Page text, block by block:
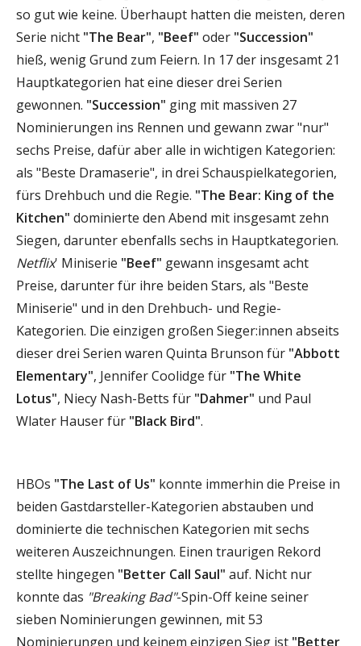
so gut wie keine. Überhaupt hatten die meisten, deren
Serie nicht "The Bear", "Beef" oder "Succession"
hieß, wenig Grund zum Feiern. In 17 der insgesamt 21
Hauptkategorien hat eine dieser drei Serien
gewonnen. "Succession" ging mit massiven 27
Nominierungen ins Rennen und gewann zwar "nur"
sechs Preise, dafür aber alle in wichtigen Kategorien:
als "Beste Dramaserie", in drei Schauspielkategorien,
fürs Drehbuch und die Regie. "The Bear: King of the
Kitchen" dominierte den Abend mit insgesamt zehn
Siegen, darunter ebenfalls sechs in Hauptkategorien.
Netflix' Miniserie "Beef" gewann insgesamt acht
Preise, darunter für ihre beiden Stars, als "Beste
Miniserie" und in den Drehbuch- und Regie-
Kategorien. Die einzigen großen Sieger:innen abseits
dieser drei Serien waren Quinta Brunson für "Abbott
Elementary", Jennifer Coolidge für "The White
Lotus", Niecy Nash-Betts für "Dahmer" und Paul
Wlater Hauser für "Black Bird".
HBOs "The Last of Us" konnte immerhin die Preise in
beiden Gastdarsteller-Kategorien abstauben und
dominierte die technischen Kategorien mit sechs
weiteren Auszeichnungen. Einen traurigen Rekord
stellte hingegen "Better Call Saul" auf. Nicht nur
konnte das "Breaking Bad"-Spin-Off keine seiner
sieben Nominierungen gewinnen, mit 53
Nominierungen und keinem einzigen Sieg ist "Better